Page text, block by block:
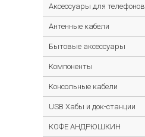
Аксессуары для телефонов
Антенные кабели
Бытовые аксессуары
Компоненты
Консольные кабели
USB Хабы и док-станции
КОФЕ АНДРЮШКИН